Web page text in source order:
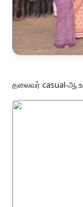
தலைவர் casual-ஆ